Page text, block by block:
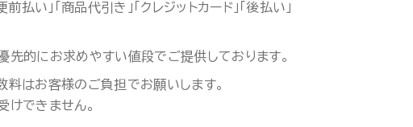
払い」「商品代引き」「クレジットカード」「後払い」
先的にお求めやすい値段でご提供しております。
はお客様のご負担でお願いします。
できません。